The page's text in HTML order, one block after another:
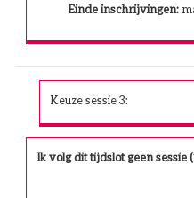
Einde inschrijvingen:
Keuze sessie 3:
Ik volg dit tijdslot geen sessie